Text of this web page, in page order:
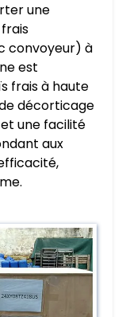
une
convoyeur) à
est
frais à haute
décorticage
une facilité
aux